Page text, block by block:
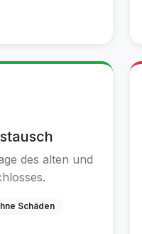
des alten und
Schäden